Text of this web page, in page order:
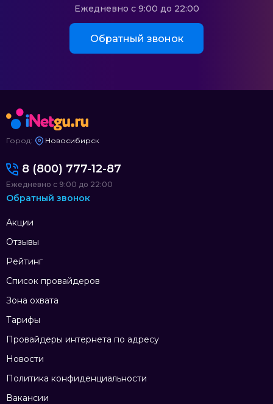
Ежедневно с 9:00 до 22:00
Обратный звонок
Город: Новосибирск
Акции
Отзывы
Рейтинг
Список провайдеров
Зона охвата
Тарифы
Провайдеры интернета по адресу
Новости
Политика конфиденциальности
Вакансии
8 (800) 777-12-87
Ежедневно с 9:00 до 22:00
Обратный звонок